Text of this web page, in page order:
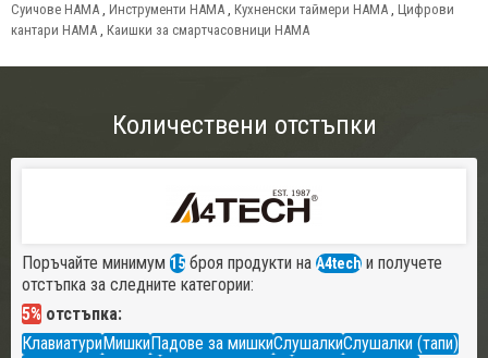
Суичове HAMA , Инструменти HAMA , Кухненски таймери HAMA , Цифрови
кантари HAMA , Каишки за смартчасовници HAMA
Количествени отстъпки
Поръчайте минимум 15 броя продукти на A4tech и получете
отстъпка за следните категории:
5% отстъпка:
КлавиатуриМишкиПадове за мишкиСлушалкиСлушалки (тапи)